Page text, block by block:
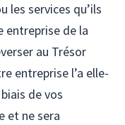
les services qu’ils
entreprise de la
au Trésor
entreprise l’a elle-
de vos
et ne sera